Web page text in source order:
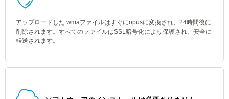
アップロードした wmaファイルはすぐにopusに変換され、24時間後に
削除されます。すべてのファイルはSSL暗号化により保護され、安全に
転送されます。